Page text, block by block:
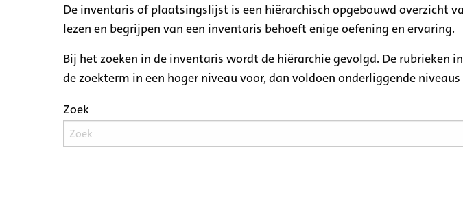
De inventaris of plaatsingslijst is een hiërarchisch opgebouwd overzicht
lezen en begrijpen van een inventaris behoeft enige oefening en ervaring.
Bij het zoeken in de inventaris wordt de hiërarchie gevolgd. De rubrieken
de zoekterm in een hoger niveau voor, dan voldoen onderliggende
Zoek